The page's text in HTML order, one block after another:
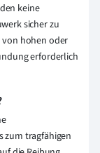
keine
sicher zu
von hohen oder
erforderlich
zum tragfähigen